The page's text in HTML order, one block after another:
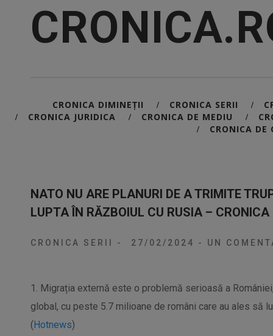
CRONICA DIMINEȚII / CRONICA SERII /
/ CRONICA JURIDICA / CRONICA DE MEDIU /
/ CRONICA DE
NATO NU ARE PLANURI DE A TRIMITE
LUPTA ÎN RĂZBOIUL CU RUSIA – CRONICA
CRONICA SERII - 27/02/2024 - UN
1. Migrația externă este o problemă serioasă a
global, cu peste 5.7 milioane de români care au ales să
(Hotnews)